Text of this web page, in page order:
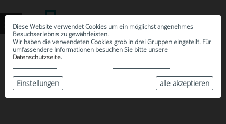
Diese Website verwendet Cookies um ein möglichst angenehmes
Besuchserlebnis zu gewährleisten.
Wir haben die verwendeten Cookies grob in drei Gruppen eingeteilt. Für
umfassendere Informationen besuchen Sie bitte unsere
Datenschutzseite.
alle akzeptieren
Einstellungen
ARCHIV